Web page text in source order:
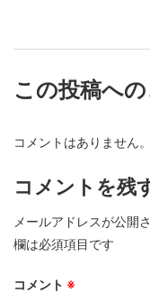
この投稿へ
コメントはありません。
コメントを残
メールアドレスが公開
欄は必須項目です
コメント ※